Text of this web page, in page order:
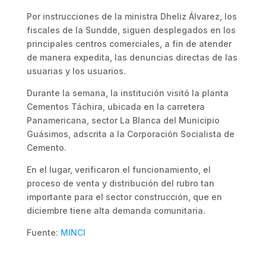
Por instrucciones de la ministra Dheliz Álvarez, los
fiscales de la Sundde, siguen desplegados en los
principales centros comerciales, a fin de atender
de manera expedita, las denuncias directas de las
usuarias y los usuarios.
Durante la semana, la institución visitó la planta
Cementos Táchira, ubicada en la carretera
Panamericana, sector La Blanca del Municipio
Guásimos, adscrita a la Corporación Socialista de
Cemento.
En el lugar, verificaron el funcionamiento, el
proceso de venta y distribución del rubro tan
importante para el sector construcción, que en
diciembre tiene alta demanda comunitaria.
Fuente: MINCI